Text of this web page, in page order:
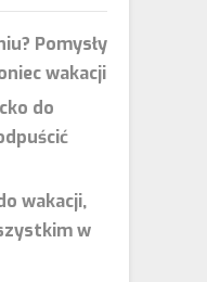
Pomysły
wakacji
do
wakacji,
w